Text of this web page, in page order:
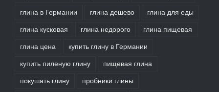
глина в Германии глина дешево глина для еды
глина кусковая глина недорого глина пищевая
глина цена купить глину в Германии
купить пиленую глину пищевая глина
покушать глину пробники глины